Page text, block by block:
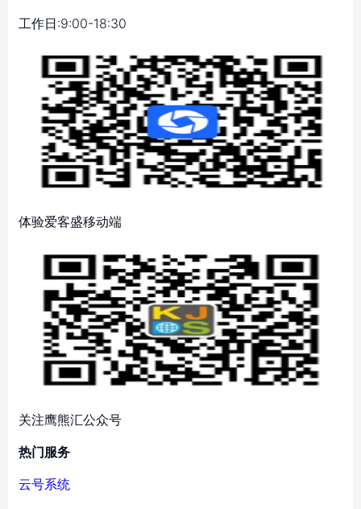
工作日:9:00-18:30
体验爱客盛移动端
关注鹰熊汇公众号
热门服务
云号系统